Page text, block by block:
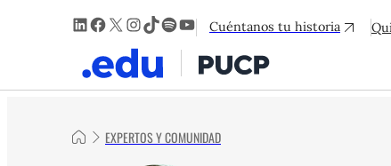
LinkedIn
Facebook
X Instagram
TikTok
Spotify
YouTube
Cuéntanos tu historia
EXPERTOS Y COMUNIDAD